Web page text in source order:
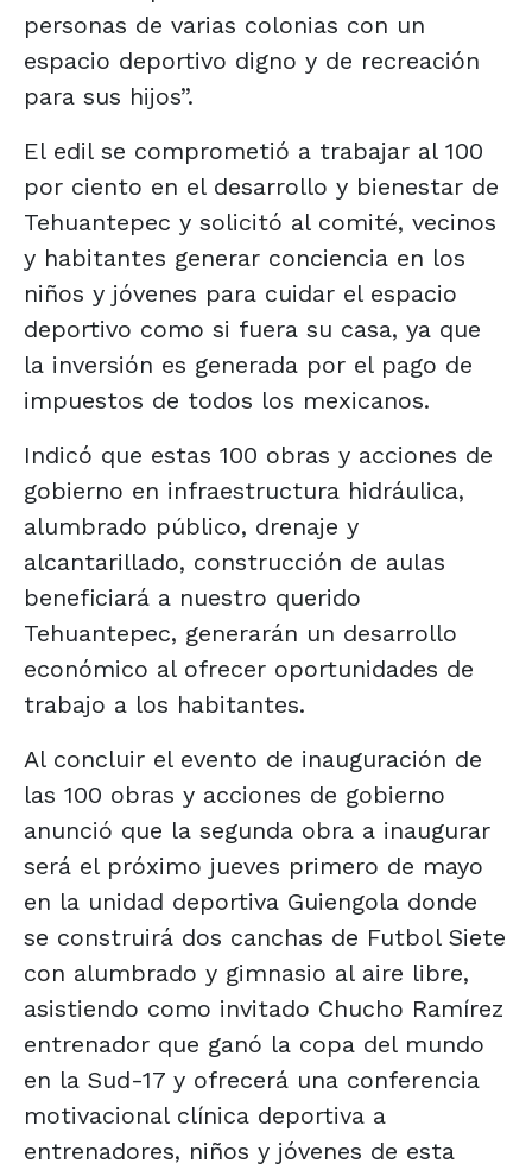
personas de varias colonias con un
espacio deportivo digno y de recreación
para sus hijos”.
El edil se comprometió a trabajar al 100
por ciento en el desarrollo y bienestar de
Tehuantepec y solicitó al comité, vecinos
y habitantes generar conciencia en los
niños y jóvenes para cuidar el espacio
deportivo como si fuera su casa, ya que
la inversión es generada por el pago de
impuestos de todos los mexicanos.
Indicó que estas 100 obras y acciones de
gobierno en infraestructura hidráulica,
alumbrado público, drenaje y
alcantarillado, construcción de aulas
beneficiará a nuestro querido
Tehuantepec, generarán un desarrollo
económico al ofrecer oportunidades de
trabajo a los habitantes.
Al concluir el evento de inauguración de
las 100 obras y acciones de gobierno
anunció que la segunda obra a inaugurar
será el próximo jueves primero de mayo
en la unidad deportiva Guiengola donde
se construirá dos canchas de Futbol Siete
con alumbrado y gimnasio al aire libre,
asistiendo como invitado Chucho Ramírez
entrenador que ganó la copa del mundo
en la Sud-17 y ofrecerá una conferencia
motivacional clínica deportiva a
entrenadores, niños y jóvenes de esta